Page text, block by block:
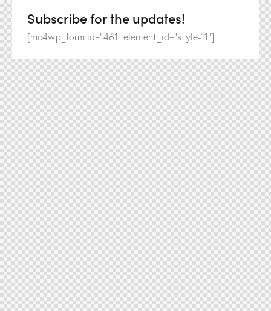
Subscribe for the updates!
[mc4wp_form id="461" element_id="style-11"]